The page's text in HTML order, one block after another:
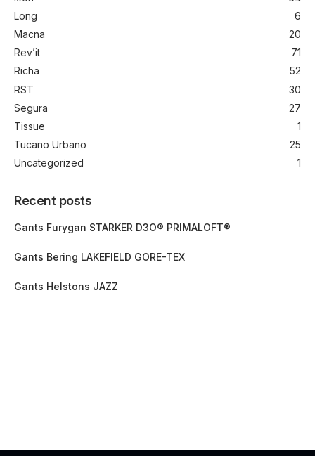
Long
6
Macna
20
Rev’it
71
Richa
52
RST
30
Segura
27
Tissue
1
Tucano Urbano
25
Uncategorized
1
Recent posts
Gants Furygan STARKER D3O® PRIMALOFT®
Gants Bering LAKEFIELD GORE-TEX
Gants Helstons JAZZ